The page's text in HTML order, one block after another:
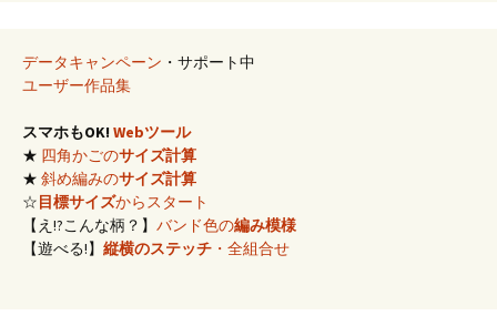
データキャンペーン ・サポート中
ユーザー作品集
スマホもOK! Webツール
★ 四角かごのサイズ計算
★ 斜め編みのサイズ計算
☆目標サイズからスタート
【え!?こんな柄？】 バンド色の編み模様
【遊べる!】 縦横のステッチ ・全組合せ